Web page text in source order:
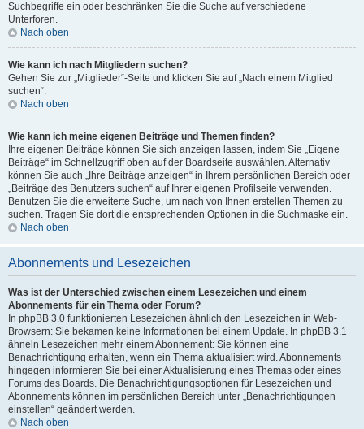
Suchbegriffe ein oder beschränken Sie die Suche auf verschiedene
Unterforen.
Nach oben
Wie kann ich nach Mitgliedern suchen?
Gehen Sie zur „Mitglieder“-Seite und klicken Sie auf „Nach einem Mitglied
suchen“.
Nach oben
Wie kann ich meine eigenen Beiträge und Themen finden?
Ihre eigenen Beiträge können Sie sich anzeigen lassen, indem Sie „Eigene
Beiträge“ im Schnellzugriff oben auf der Boardseite auswählen. Alternativ
können Sie auch „Ihre Beiträge anzeigen“ in Ihrem persönlichen Bereich oder
„Beiträge des Benutzers suchen“ auf Ihrer eigenen Profilseite verwenden.
Benutzen Sie die erweiterte Suche, um nach von Ihnen erstellen Themen zu
suchen. Tragen Sie dort die entsprechenden Optionen in die Suchmaske ein.
Nach oben
Abonnements und Lesezeichen
Was ist der Unterschied zwischen einem Lesezeichen und einem
Abonnements für ein Thema oder Forum?
In phpBB 3.0 funktionierten Lesezeichen ähnlich den Lesezeichen in Web-
Browsern: Sie bekamen keine Informationen bei einem Update. In phpBB 3.1
ähneln Lesezeichen mehr einem Abonnement: Sie können eine
Benachrichtigung erhalten, wenn ein Thema aktualisiert wird. Abonnements
hingegen informieren Sie bei einer Aktualisierung eines Themas oder eines
Forums des Boards. Die Benachrichtigungsoptionen für Lesezeichen und
Abonnements können im persönlichen Bereich unter „Benachrichtigungen
einstellen“ geändert werden.
Nach oben